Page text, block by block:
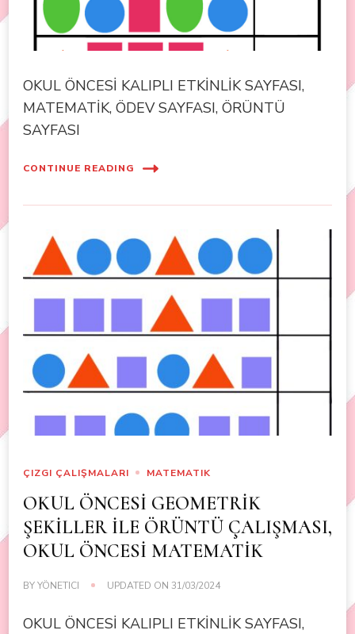
OKUL ÖNCESİ KALIPLI ETKİNLİK SAYFASI,
MATEMATİK, ÖDEV SAYFASI, ÖRÜNTÜ
SAYFASI
CONTINUE READING
ÇIZGI ÇALIŞMALARI MATEMATIK
OKUL ÖNCESİ GEOMETRİK
ŞEKİLLER İLE ÖRÜNTÜ ÇALIŞMASI,
OKUL ÖNCESİ MATEMATİK
BYYÖNETICI UPDATED ON 31/03/2024
OKUL ÖNCESİ KALIPLI ETKİNLİK SAYFASI,